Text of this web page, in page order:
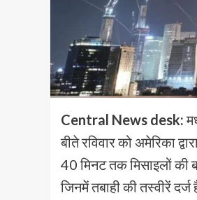
Central News desk:
बीते रविवार को अमेरिका
40 मिनट तक मिसाइलों की
जिनमें तबाही की तस्वीरें दर्ज